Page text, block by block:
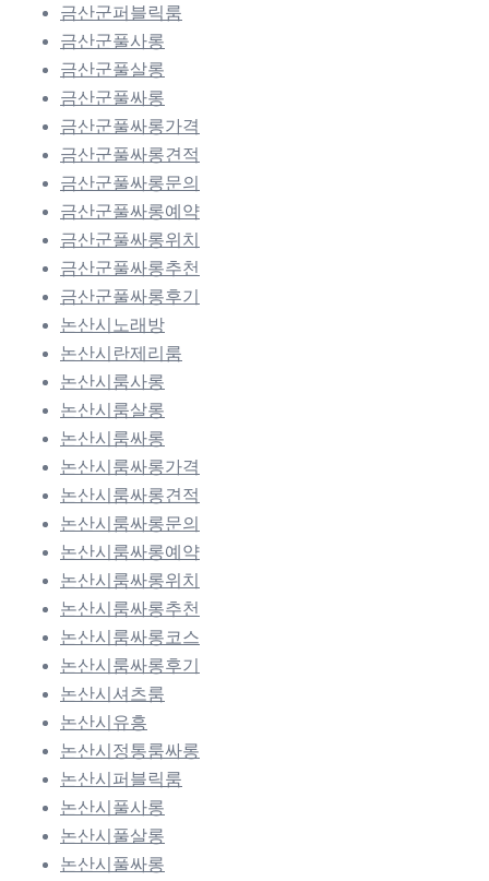
금산군퍼블릭룸
금산군풀사롱
금산군풀살롱
금산군풀싸롱
금산군풀싸롱가격
금산군풀싸롱견적
금산군풀싸롱문의
금산군풀싸롱예약
금산군풀싸롱위치
금산군풀싸롱추천
금산군풀싸롱후기
논산시노래방
논산시란제리룸
논산시룸사롱
논산시룸살롱
논산시룸싸롱
논산시룸싸롱가격
논산시룸싸롱견적
논산시룸싸롱문의
논산시룸싸롱예약
논산시룸싸롱위치
논산시룸싸롱추천
논산시룸싸롱코스
논산시룸싸롱후기
논산시셔츠룸
논산시유흥
논산시정통룸싸롱
논산시퍼블릭룸
논산시풀사롱
논산시풀살롱
논산시풀싸롱